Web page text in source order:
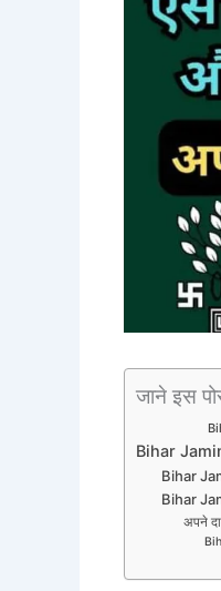
जाने इस
Bihar
Bihar
Bihar
अपने